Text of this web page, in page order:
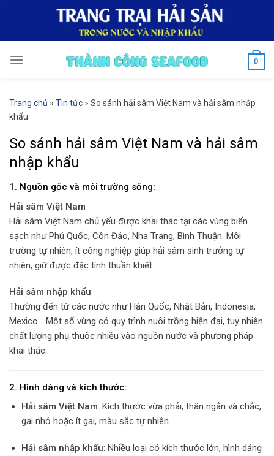
0
Trang chủ » Tin tức » So sánh hải sâm Việt Nam và hải sâm nhập
khẩu
So sánh hải sâm Việt Nam và hải sâm
nhập khẩu
1. Nguồn gốc và môi trường sống:
Hải sâm Việt Nam
Hải sâm Việt Nam chủ yếu được khai thác tại các vùng biển
sạch như Phú Quốc, Côn Đảo, Nha Trang, Bình Thuận. Môi
trường tự nhiên, ít công nghiệp giúp hải sâm sinh trưởng tự
nhiên, giữ được đặc tính thuần khiết.
Hải sâm nhập khẩu
Thường đến từ các nước như Hàn Quốc, Nhật Bản, Indonesia,
Mexico… Một số vùng có quy trình nuôi trồng hiện đại, tuy nhiên
chất lượng phụ thuộc nhiều vào nguồn nước và phương pháp
khai thác.
2. Hình dáng và kích thước:
Hải sâm Việt Nam: Kích thước vừa phải, thân ngắn và chắc,
gai nhỏ hoặc ít gai, màu sắc tự nhiên.
Hải sâm nhập khẩu: Nhiều loại có kích thước lớn, hình dáng